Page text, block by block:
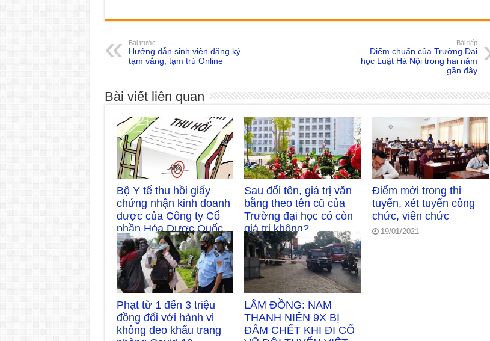
Bài trước
Hướng dẫn sinh viên đăng ký
tạm vắng, tạm trú Online
Bài tiếp
Điểm chuẩn của Trường Đại
học Luật Hà Nội trong hai năm
gần đây
Bài viết liên quan
Bộ Y tế thu hồi giấy
chứng nhận kinh doanh
dược của Công ty Cổ
phần Hóa Dược Quốc
tế Phương Nam
28/02/2026
Sau đổi tên, giá trị văn
bằng theo tên cũ của
Trường đại học có còn
giá trị không?
04/02/2026
Điểm mới trong thi
tuyển, xét tuyển công
chức, viên chức
19/01/2021
Phạt từ 1 đến 3 triệu
đồng đối với hành vi
không đeo khẩu trang
LÂM ĐỒNG: NAM
THANH NIÊN 9X BỊ
ĐÂM CHẾT KHI ĐI CỔ